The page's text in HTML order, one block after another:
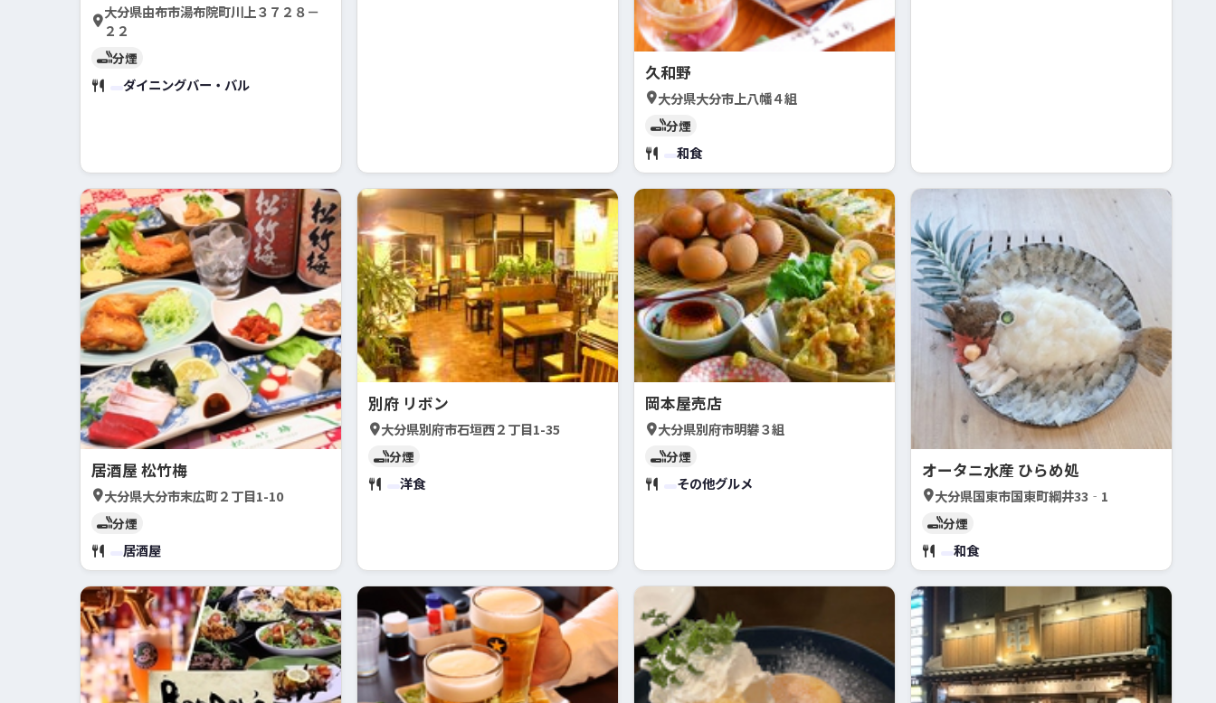
大分県由布市湯布院町川上３７２８－
２２
分煙
ダイニングバー・バル
久和野
大分県大分市上八幡４組
分煙
和食
居酒屋 松竹梅
大分県大分市末広町２丁目1-10
分煙
居酒屋
別府 リボン
大分県別府市石垣西２丁目1-35
分煙
洋食
岡本屋売店
大分県別府市明礬３組
分煙
その他グルメ
オータニ水産 ひらめ処
大分県国東市国東町綱井33‐1
分煙
和食